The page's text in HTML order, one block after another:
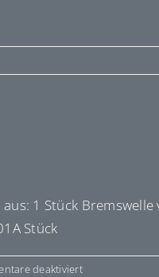
1 Stück
Stück
deaktiviertfür